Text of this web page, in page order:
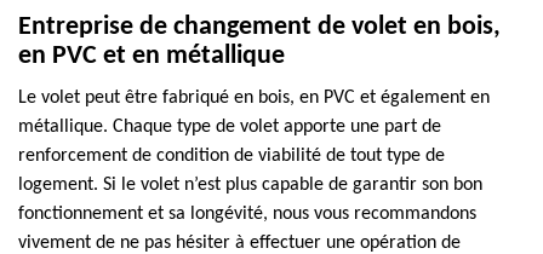
Entreprise de changement de volet en bois,
en PVC et en métallique
Le volet peut être fabriqué en bois, en PVC et également en
métallique. Chaque type de volet apporte une part de
renforcement de condition de viabilité de tout type de
logement. Si le volet n’est plus capable de garantir son bon
fonctionnement et sa longévité, nous vous recommandons
vivement de ne pas hésiter à effectuer une opération de